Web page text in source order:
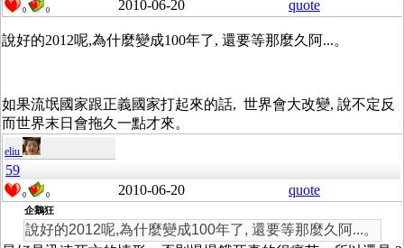
0 0 2010-06-20 quote
說好的2012呢,為什麼變成100年了, 還要等那麼久阿...。
如果流氓國家跟正義國家打起來的話, 世界會大改變, 說不定反
而世界末日會拖久一點才來。
eliu
59
0 0 2010-06-20 quote
企鵝狂
說好的2012呢,為什麼變成100年了, 還要等那麼久阿...。